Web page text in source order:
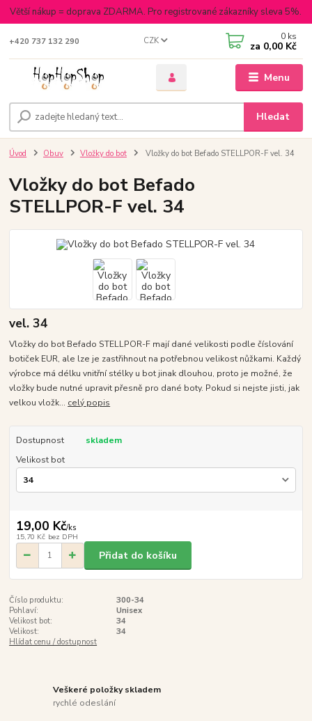
Větší nákup = doprava ZDARMA. Pro registrované zákazníky sleva 5%.
Menu
CZK
Hledat
+420 737 132 290 0 ks
za 0,00 Kč
Úvod Obuv Vložky do bot Vložky do bot Befado STELLPOR-F vel. 34
Vložky do bot Befado
STELLPOR-F vel. 34
vel. 34
Vložky do bot Befado STELLPOR-F mají dané velikosti podle číslování
botiček EUR, ale lze je zastřihnout na potřebnou velikost nůžkami. Každý
výrobce má délku vnitřní stélky u bot jinak dlouhou, proto je možné, že
vložky bude nutné upravit přesně pro dané boty. Pokud si nejste jisti, jak
velkou vložk... celý popis
Dostupnost
skladem
Velikost bot
19,00 Kč/ks
15,70 Kč bez DPH
Přidat do košíku
Číslo produktu:
300-34
Pohlaví:
Unisex
Velikost bot:
34
Velikost:
34
Hlídat cenu / dostupnost
Veškeré položky skladem
rychlé odeslání